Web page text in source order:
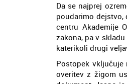
Da se najprej
poudarimo dejstvo,
centru Akademije
zakona, pa v
katerikoli drugi
Postopek vključuje
overitev z žigom